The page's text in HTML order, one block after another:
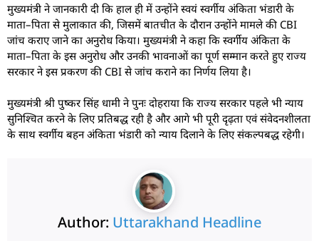
मुख्यमंत्री ने जानकारी दी कि हाल ही में उन्होंने स्वयं स्वर्गीय अंकिता भंडारी के
माता–पिता से मुलाकात की, जिसमें बातचीत के दौरान उन्होंने मामले की CBI
जांच कराए जाने का अनुरोध किया। मुख्यमंत्री ने कहा कि स्वर्गीय अंकिता के
माता–पिता के इस अनुरोध और उनकी भावनाओं का पूर्ण सम्मान करते हुए राज्य
सरकार ने इस प्रकरण की CBI से जांच कराने का निर्णय लिया है।
मुख्यमंत्री श्री पुष्कर सिंह धामी ने पुनः दोहराया कि राज्य सरकार पहले भी न्याय
सुनिश्चित करने के लिए प्रतिबद्ध रही है और आगे भी पूरी दृढ़ता एवं संवेदनशीलता
के साथ स्वर्गीय बहन अंकिता भंडारी को न्याय दिलाने के लिए संकल्पबद्ध रहेगी।
Author: Uttarakhand Headline